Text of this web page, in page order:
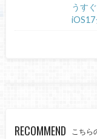
うす
RECOMMEND こちら